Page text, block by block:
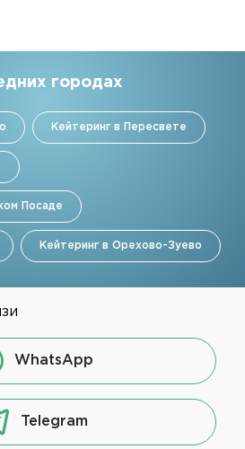
городах
Кейтеринг в Пересвете
Посаде
Кейтеринг в Орехово-Зуево
WhatsApp
Telegram